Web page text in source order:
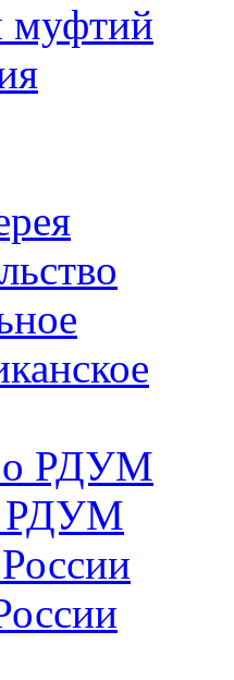
муфтий
о РДУМ
РДУМ